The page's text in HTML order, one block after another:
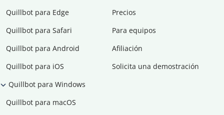
Quillbot para Edge
Quillbot para Safari
Quillbot para Android
Quillbot para iOS
Quillbot para Windows
Quillbot para macOS
Precios
Para equipos
Afiliación
Solicita una demostración